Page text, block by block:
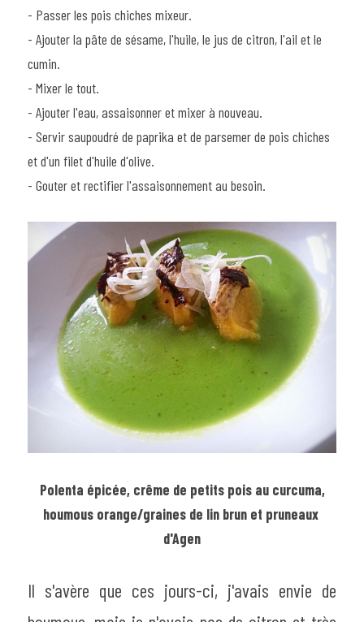
- Passer les pois chiches mixeur.
- Ajouter la pâte de sésame, l'huile, le jus de citron, l'ail et le
cumin.
- Mixer le tout.
- Ajouter l'eau, assaisonner et mixer à nouveau.
- Servir saupoudré de paprika et de parsemer de pois chiches
et d'un filet d'huile d'olive.
- Gouter et rectifier l'assaisonnement au besoin.
Polenta épicée, crême de petits pois au curcuma,
houmous orange/graines de lin brun et pruneaux
d'Agen
Il s'avère que ces jours-ci, j'avais envie de